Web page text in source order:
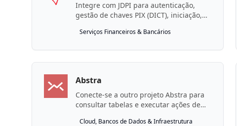
Integre com JDPI para autenticação,
gestão de chaves PIX (DICT), iniciação,
instantâneos (SPI), QR Codes e gestão de
Serviços Financeiros & Bancários
Abstra
Conecte-se a outro projeto Abstra para
consultar tabelas e executar ações de
Cloud, Bancos de Dados & Infraestrutura